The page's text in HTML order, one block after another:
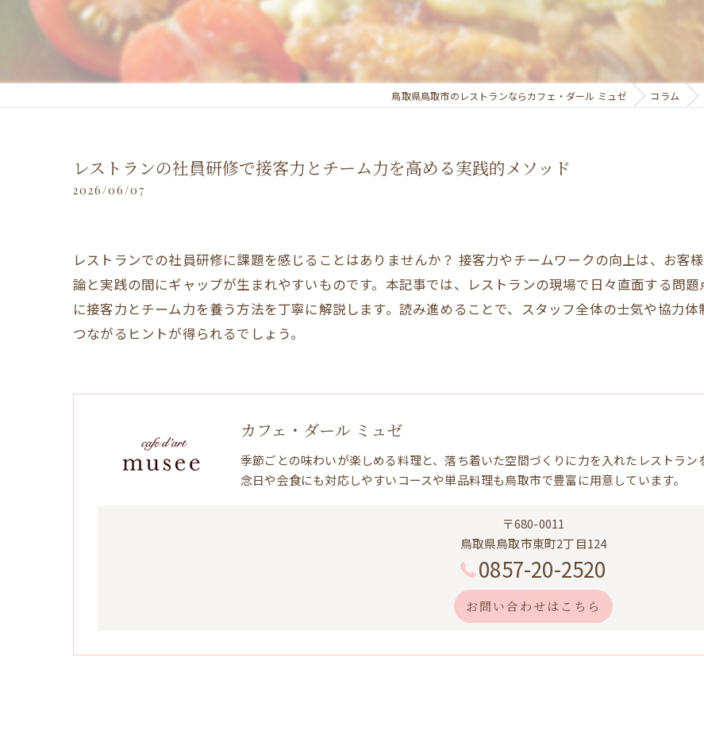
鳥取県鳥取市のレストランならカフェ・ダール ミュゼ コラム
レストランの社員研修で接客力とチーム力を高める実践的メソッド
2026/06/07
レストランでの社員研修に課題を感じることはありませんか？ 接客力やチームワークの向上は、お客
論と実践の間にギャップが生まれやすいものです。本記事では、レストランの現場で日々直面する問
に接客力とチーム力を養う方法を丁寧に解説します。読み進めることで、スタッフ全体の士気や協力
つながるヒントが得られるでしょう。
カフェ・ダール ミュゼ
季節ごとの味わいが楽しめる料理と、落ち着いた空間づくりに力を入れたレストラ
念日や会食にも対応しやすいコースや単品料理も鳥取市で豊富に用意しています。
〒680-0011
鳥取県鳥取市東町2丁目124
0857-20-2520
お問い合わせはこちら